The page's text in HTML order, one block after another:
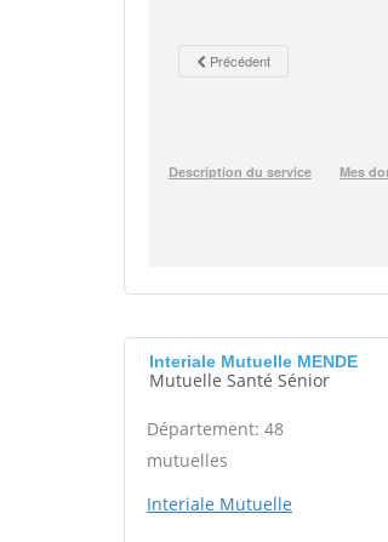
Interiale Mutuelle MENDE
Mutuelle Santé Sénior
Département: 48
mutuelles
Interiale Mutuelle